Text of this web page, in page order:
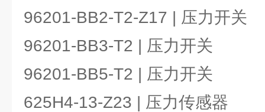
96201-BB2-T2-Z17 | 压力开关
96201-BB3-T2 | 压力开关
96201-BB5-T2 | 压力开关
625H4-13-Z23 | 压力传感器